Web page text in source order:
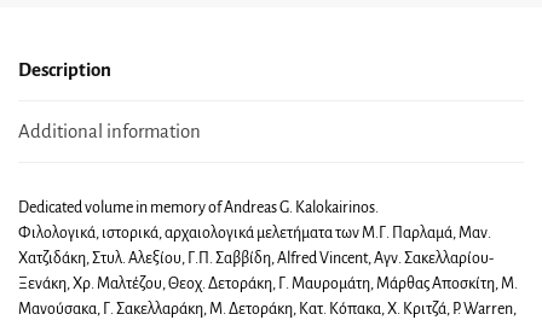
Description
Additional information
Dedicated volume in memory of Andreas G. Kalokairinos.
Φιλολογικά, ιστορικά, αρχαιολογικά μελετήματα των Μ.Γ. Παρλαμά, Μαν.
Χατζιδάκη, Στυλ. Αλεξίου, Γ.Π. Σαββίδη, Alfred Vincent, Αγν. Σακελλαρίου-
Ξενάκη, Χρ. Μαλτέζου, Θεοχ. Δετοράκη, Γ. Μαυρομάτη, Μάρθας Αποσκίτη, Μ.
Μανούσακα, Γ. Σακελλαράκη, Μ. Δετοράκη, Κατ. Κόπακα, Χ. Κριτζά, P. Warren,